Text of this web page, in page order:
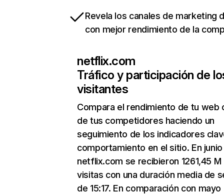
Revela los canales de marketing
con mejor rendimiento de la
netflix.com
Tráfico y participación de
visitantes
Compara el rendimiento de tu web
de tus competidores haciendo un
seguimiento de los indicadores
comportamiento en el sitio. En junio
netflix.com se recibieron 1261,45 M
visitas con una duración media de
de 15:17. En comparación con mayo